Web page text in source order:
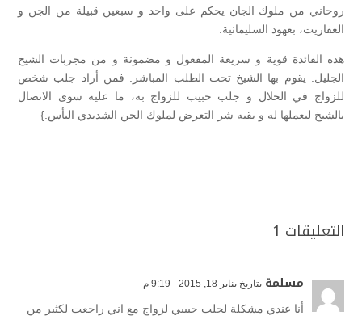
روحاني من ملوك الجان يحكم على واحد و سبعين قبيلة من الجن و
العفاريت، بعهود السليمانية.
هذه الفائدة قوية و سريعة المفعول و مضمونة و من مجربات الشيخ
الجليل. يقوم بها الشيخ تحت الطلب المباشر. فمن أراد جلب شخص
للزواج في الحلال و جلب حبيب للزواج به، ما عليه سوى الاتصال
بالشيخ ليعملها له و يقيه شر التعرض لملوك الجن الشديدي البأس.}
التعليقات 1
مسلمة بتاريخ يناير 18, 2015 - 9:19 م
أنا عندي مشكلة لجلب حبيبي لزواج مع اني راجعت لكثير من